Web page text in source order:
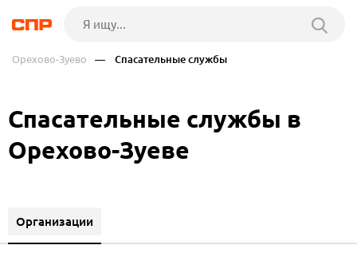
Орехово-Зуево — Спасательные службы
Спасательные службы в
Орехово-Зуеве
Организации